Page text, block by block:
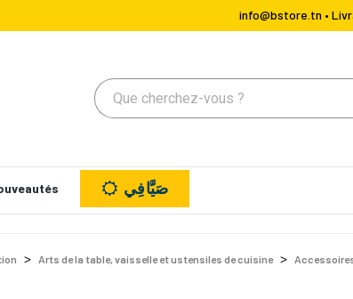
info@bstore.tn •
صَيَّافِي
Arts de la table, vaisselle et ustensiles de cuisine